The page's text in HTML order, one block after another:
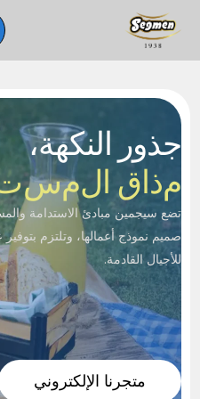
جذور النكهة،
مذاقالمس
تضع سيجمين مبادئ الاستدامة
صميم نموذج أعمالها، وتلتزم
للأجيال القادمة.
متجرنا الإلكتروني
AR